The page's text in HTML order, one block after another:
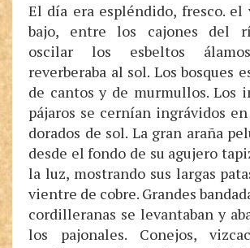
El día era espléndido, fresco.
bajo, entre los cajones del
oscilar los esbeltos
reverberaba al sol. Los bosques
de cantos y de murmullos. Los
pájaros se cernían ingrávidos
dorados de sol. La gran araña
desde el fondo de su agujero
la luz, mostrando sus largas
vientre de cobre. Grandes
cordilleranas se levantaban y
los pajonales. Conejos,